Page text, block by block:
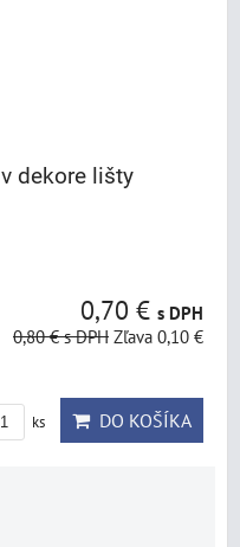
dekore lišty
0,70 € s DPH
0,80 €s DPH Zľava 0,10 €
ks DO KOŠÍKA